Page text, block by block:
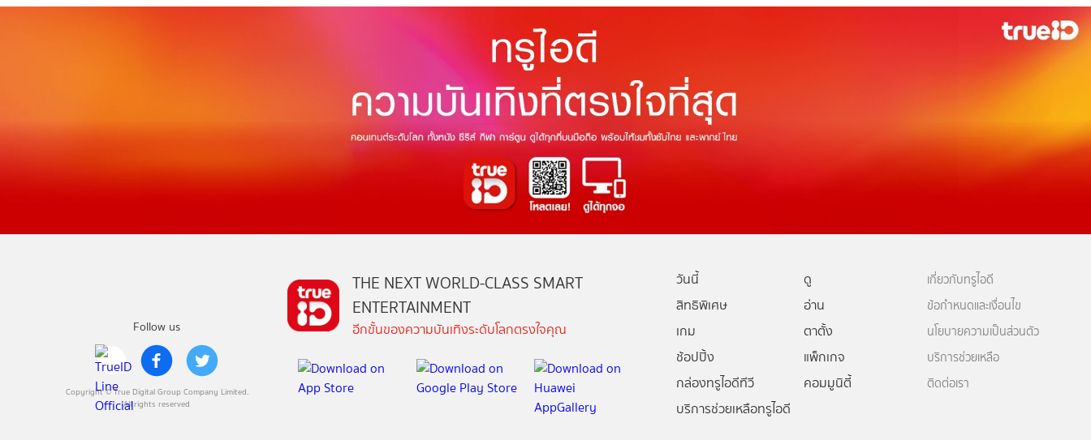
Follow us
Copyright © True Digital Group Company Limited.
All rights reserved
THE NEXT WORLD-CLASS SMART
ENTERTAINMENT
อีกขั้นของความบันเทิงระดับโลกตรงใจคุณ
วันนี้
ดู
สิทธิพิเศษ
อ่าน
เกม
ตาตั้ง
ช้อปปิ้ง
แพ็กเกจ
กล่องทรูไอดีทีวี
คอมมูนิตี้
บริการช่วยเหลือทรูไอดี
เกี่ยวกับทรูไอดี
ข้อกำหนดและเงื่อนไข
นโยบายความเป็นส่วนตัว
บริการช่วยเหลือ
ติดต่อเรา